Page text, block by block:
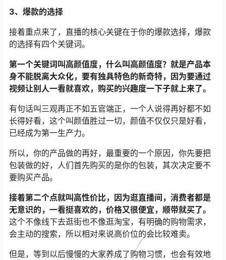
3、爆款的选择
接着重点来了，直播的核心关键在于你的爆款选择，爆款
的选择有四个关键词。
第一个关键词叫高颜值度，什么叫高颜值度？就是产品本
身不能脱离大众化，要有独具特色的新奇特，因为要通过
视频让别人一看就喜欢，购买的兴趣度一下子就上来了。
有句话叫三观再正不如五官端正，一个人说得再好都不如
长得好看，这个叫颜值胜过一切，颜值不仅仅只是好看，
已经成为第一生产力。
所以，你的产品做的再好，最重要的一个原因，你先要把
包装做的好，人们首先购买的是你的包装，其次决定要不
要购买产品。
接着第二个点就叫高性价比，因为逛直播间，消费者都是
无意识的，一看挺喜欢的，价格又很便宜，顺带就买了。
这个不像线下去逛街也不像逛淘宝，有明确的购物需求，
会主动的搜索，所以相对来说高价位的会比较难卖。
但是，等到以后慢慢的大家养成了购物习惯，也会有效地